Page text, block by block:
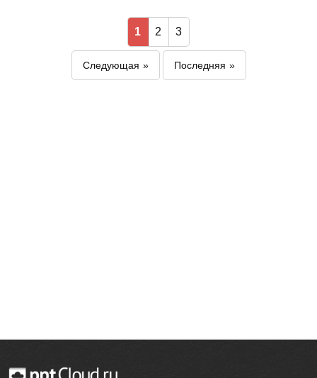
1 2 3
Следующая Последняя